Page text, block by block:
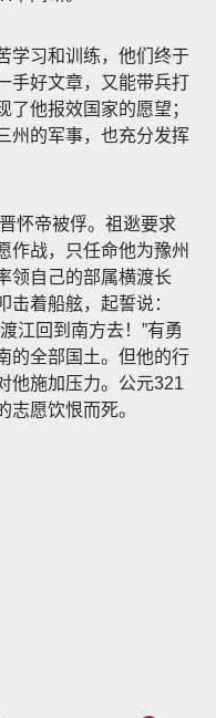
学习和训练，他们终于
手好文章，又能带兵打
他报效国家的愿望；
州的军事，也充分发挥
怀帝被俘。祖逖要求
作战，只任命他为豫州
领自己的部属横渡长
击着船舷，起誓说：
江回到南方去！”有勇
的全部国土。但他的行
他施加压力。公元321
志愿饮恨而死。